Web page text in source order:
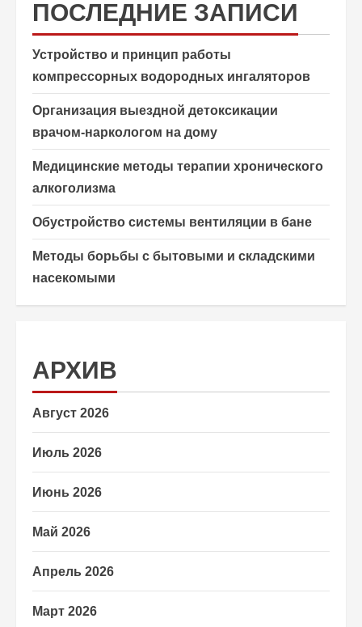
ПОСЛЕДНИЕ ЗАПИСИ
Устройство и принцип работы
компрессорных водородных ингаляторов
Организация выездной детоксикации
врачом-наркологом на дому
Медицинские методы терапии хронического
алкоголизма
Обустройство системы вентиляции в бане
Методы борьбы с бытовыми и складскими
насекомыми
АРХИВ
Август 2026
Июль 2026
Июнь 2026
Май 2026
Апрель 2026
Март 2026